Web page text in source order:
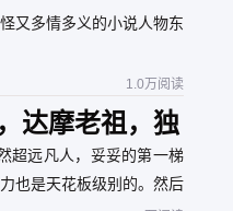
又多情多义的小说人物东
1.0万阅读
达摩老祖，独
超远凡人，妥妥的第一梯
也是天花板级别的。然后